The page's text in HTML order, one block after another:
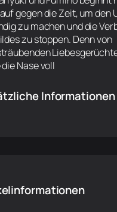
gegen die Zeit, um den
zu machen und die
zu stoppen. Denn von
Nase voll
Informationen